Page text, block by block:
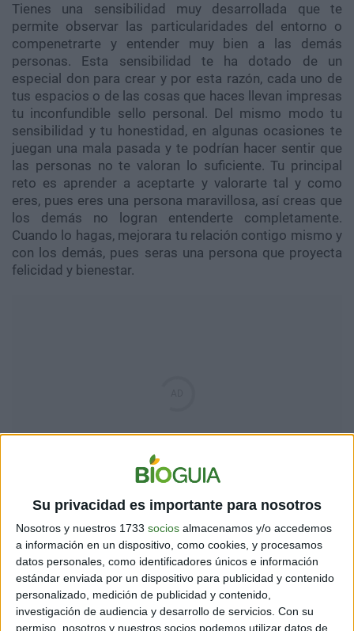
Su privacidad es importante para nosotros
Nosotros y nuestros 1733 socios almacenamos y/o accedemos
a información en un dispositivo, como cookies, y procesamos
datos personales, como identificadores únicos e información
estándar enviada por un dispositivo para publicidad y contenido
personalizado, medición de publicidad y contenido,
investigación de audiencia y desarrollo de servicios. Con su
permiso, nosotros y nuestros socios podemos utilizar datos de
Tienes una sensibilidad muy desarrollada que te
permite observar las particularidades del entorno o
compenetrarte y entender muy bien a las demás
personas. Esta sensibilidad te ha dotado de un
especial don para crear y por esta razón, cada uno de
tus espacios o de las cosas que haces llevan impresas
tu inconfundible sello personal. Del mismo modo tu
sensibilidad y tu honestidad, en algunas ocasiones te
juegan una mala pasada y te podrían hacer sentir que
las personas no te valoran lo suficiente. Tu principal
reto es aprender a aceptarte y valorarte tal y como
eres, pues eres una persona maravillosa, así creas que
los demás no logran entenderte completamente.
Cuando lo hagas, mejorara tu relación contigo mismo y
con los demás, pues seras una persona que proyecta
felicidad y bienestar.